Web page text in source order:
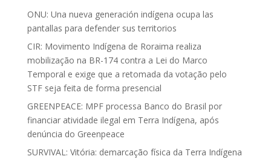
ONU: Una nueva generación indígena ocupa las
pantallas para defender sus territorios
CIR: Movimento Indígena de Roraima realiza
mobilização na BR-174 contra a Lei do Marco
Temporal e exige que a retomada da votação pelo
STF seja feita de forma presencial
GREENPEACE: MPF processa Banco do Brasil por
financiar atividade ilegal em Terra Indígena, após
denúncia do Greenpeace
SURVIVAL: Vitória: demarcação física da Terra Indígena